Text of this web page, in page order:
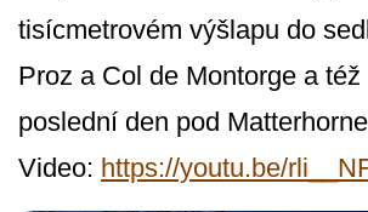
tisícmetrovém výšlapu do
Proz a Col de Montorge a též
poslední den pod
Video: https://youtu.be/